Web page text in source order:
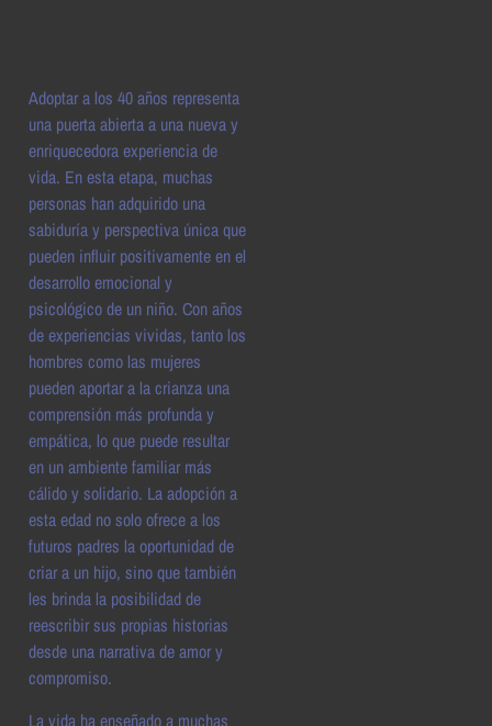
Adoptar a los 40 años representa
una puerta abierta a una nueva y
enriquecedora experiencia de
vida. En esta etapa, muchas
personas han adquirido una
sabiduría y perspectiva única que
pueden influir positivamente en el
desarrollo emocional y
psicológico de un niño. Con años
de experiencias vividas, tanto los
hombres como las mujeres
pueden aportar a la crianza una
comprensión más profunda y
empática, lo que puede resultar
en un ambiente familiar más
cálido y solidario. La adopción a
esta edad no solo ofrece a los
futuros padres la oportunidad de
criar a un hijo, sino que también
les brinda la posibilidad de
reescribir sus propias historias
desde una narrativa de amor y
compromiso.
La vida ha enseñado a muchas